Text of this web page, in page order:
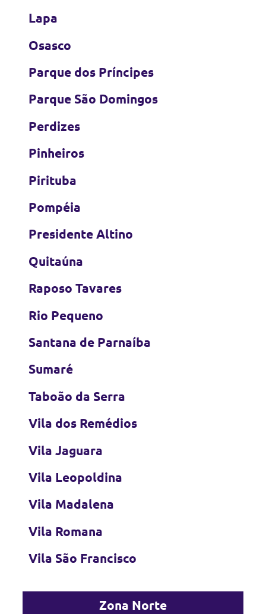
Lapa
Osasco
Parque dos Príncipes
Parque São Domingos
Perdizes
Pinheiros
Pirituba
Pompéia
Presidente Altino
Quitaúna
Raposo Tavares
Rio Pequeno
Santana de Parnaíba
Sumaré
Taboão da Serra
Vila dos Remédios
Vila Jaguara
Vila Leopoldina
Vila Madalena
Vila Romana
Vila São Francisco
Zona Norte